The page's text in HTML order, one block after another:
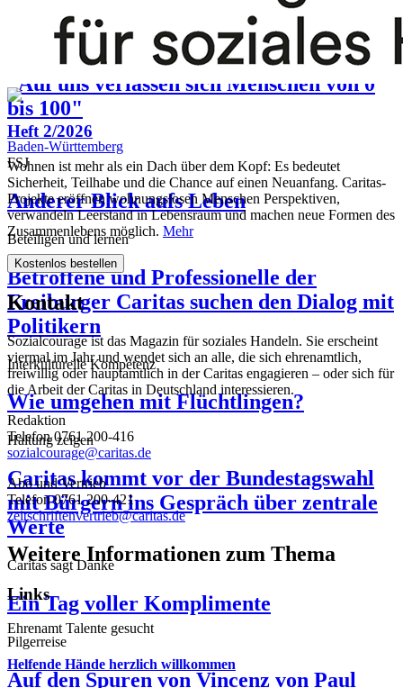
„Auf uns verlassen sich Menschen von 0
bis 100"
Baden-Württemberg
FSJ
Anderer Blick aufs Leben
Beteiligen und lernen
Betroffene und Professionelle der
Freiburger Caritas suchen den Dialog mit
Politikern
Interkulturelle Kompetenz
Wie umgehen mit Flüchtlingen?
Haltung zeigen
Caritas kommt vor der Bundestagswahl
mit Bürgern ins Gespräch über zentrale
Werte
Caritas sagt Danke
Ein Tag voller Komplimente
Pilgerreise
Auf den Spuren von Vincenz von Paul
Heft 2/2026
Wohnen ist mehr als ein Dach über dem Kopf: Es bedeutet
Sicherheit, Teilhabe und die Chance auf einen Neuanfang. Caritas-
Projekte eröffnen wohnungslosen Menschen Perspektiven,
verwandeln Leerstand in Lebensraum und machen neue Formen des
Zusammenlebens möglich. Mehr
Kostenlos bestellen
Kontakt
Sozialcourage ist das Magazin für soziales Handeln. Sie erscheint
viermal im Jahr und wendet sich an alle, die sich ehrenamtlich,
freiwillig oder hauptamtlich in der Caritas engagieren – oder sich für
die Arbeit der Caritas in Deutschland interessieren.
Redaktion
Telefon 0761 200-416
sozialcourage@caritas.de
Abo und Vertrieb
Telefon 0761 200-421
zeitschriftenvertrieb@caritas.de
Weitere Informationen zum Thema
Links
Ehrenamt Talente gesucht
Helfende Hände herzlich willkommen